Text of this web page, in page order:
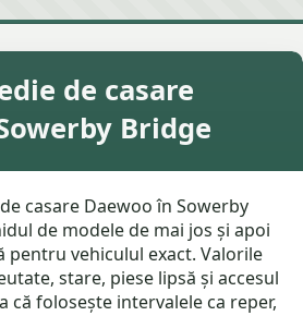
de casare
Bridge
casare Daewoo în Sowerby
de modele de mai jos și apoi
pentru vehiculul exact. Valorile
stare, piese lipsă și accesul
că folosește intervalele ca reper,